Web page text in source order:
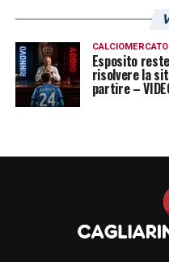
CALCIOMERCATO
Esposito
risolvere la
partire –